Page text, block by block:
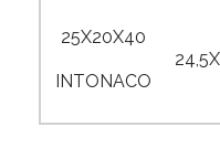
25X20X40
INTONACO